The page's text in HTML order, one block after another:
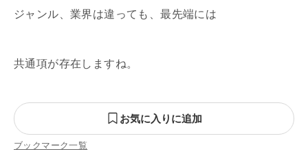
ジャンル、業界は違っても、最先端には
共通項が存在しますね。
お気に入りに追加
ブックマーク一覧